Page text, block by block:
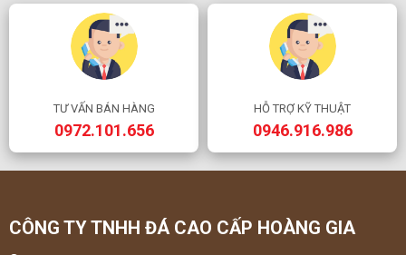
TƯ VẤN BÁN HÀNG
0972.101.656
HỖ TRỢ KỸ THUẬT
0946.916.986
CÔNG TY TNHH ĐÁ CAO CẤP HOÀNG GIA